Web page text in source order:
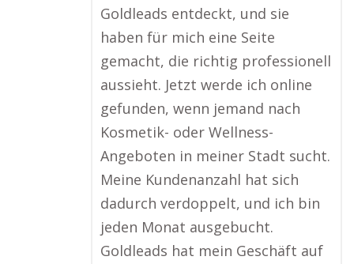
Goldleads entdeckt, und sie
haben für mich eine Seite
gemacht, die richtig professionell
aussieht. Jetzt werde ich online
gefunden, wenn jemand nach
Kosmetik- oder Wellness-
Angeboten in meiner Stadt sucht.
Meine Kundenanzahl hat sich
dadurch verdoppelt, und ich bin
jeden Monat ausgebucht.
Goldleads hat mein Geschäft auf